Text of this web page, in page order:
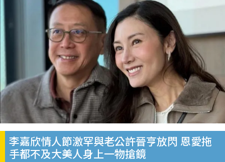
李嘉欣情人節激罕與老公許晉亨放閃 恩愛拖
手都不及大美人身上一物搶鏡